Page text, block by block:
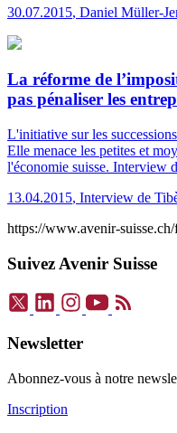
30.07.2015, Daniel Müller-
La réforme de
pas pénaliser les
L'initiative sur les
Elle menace les petites et
l'économie suisse. Interview
13.04.2015, Interview de
https://www.avenir-
Suivez Avenir Suisse
Newsletter
Abonnez-vous à notre
Inscription